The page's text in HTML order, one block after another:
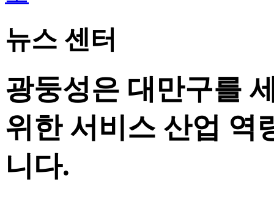
뉴스 센터
광둥성은 대만구를
위한 서비스 산업 역
니다.